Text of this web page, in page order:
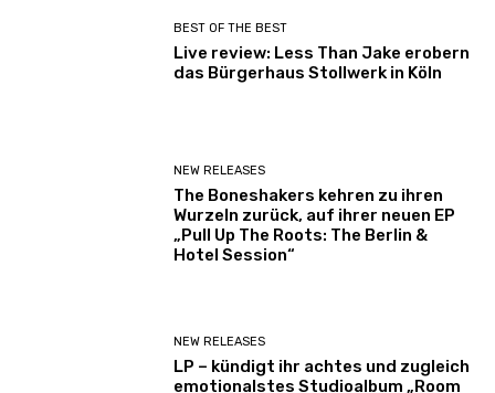
BEST OF THE BEST
Live review: Less Than Jake erobern
das Bürgerhaus Stollwerk in Köln
NEW RELEASES
The Boneshakers kehren zu ihren
Wurzeln zurück, auf ihrer neuen EP
„Pull Up The Roots: The Berlin &
Hotel Session“
NEW RELEASES
LP – kündigt ihr achtes und zugleich
emotionalstes Studioalbum „Room